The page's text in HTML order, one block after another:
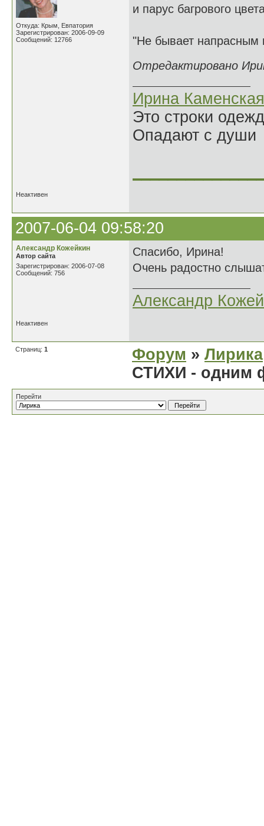
Откуда: Крым, Евпатория
Зарегистрирован: 2006-09-09
Сообщений: 12766
и парус багрового
"Не бывает напрасным
Отредактировано
Ирина Каменская
Это строки
Опадают с души
Неактивен
2007-06-04 09:58:20
Александр Кожейкин
Автор сайта
Зарегистрирован: 2006-07-08
Сообщений: 756
Спасибо, Ирина!
Очень радостно
Александр
Неактивен
Страниц: 1 Форум » Лирика
СТИХИ - одним
Перейти